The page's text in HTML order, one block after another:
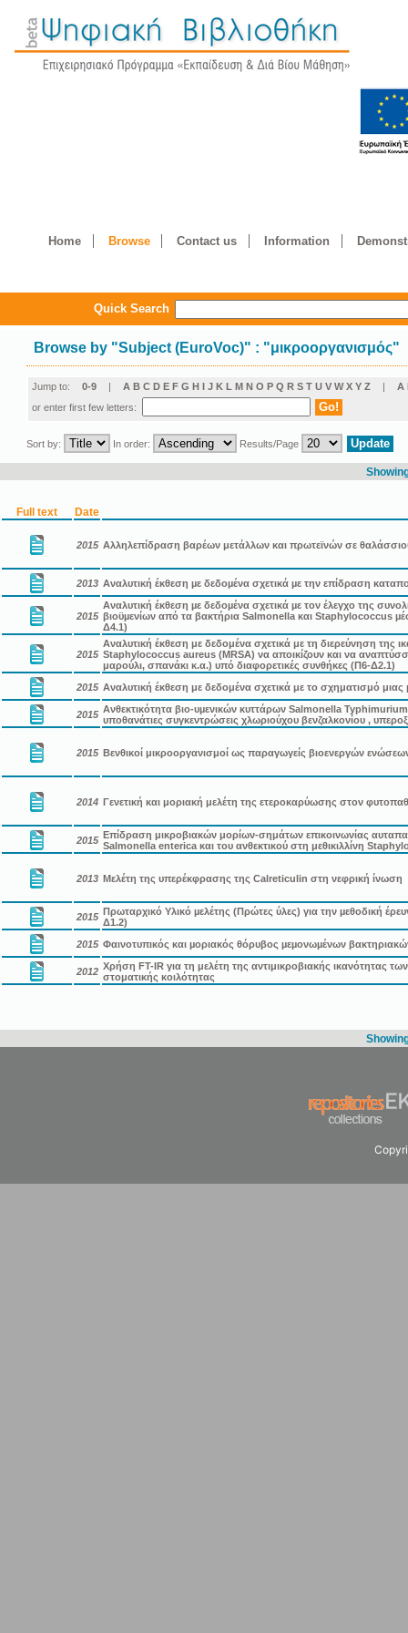
Home Browse Contact us Information
Quick Search
Browse by "Subject (EuroVoc)" : "μικροοργανισμός"
Jump to: 0-9 | A B C D E F G H I J K L M N O P Q R S T U V W X Y Z | Α
or enter first few letters:
Sort by: In order: Results/Page
Full text Date
2015 Αλληλεπίδραση βαρέων μετάλλων και πρωτεϊνών σε
2013 Αναλυτική έκθεση µε δεδοµένα σχετικά µε την επίδραση
2015
Αναλυτική έκθεση µε δεδοµένα σχετικά µε τον έλεγχο της
βιοϋµενίων από τα βακτήρια Salmonella και Staphylococcus
Δ4.1)
2015
Αναλυτική έκθεση με δεδομένα σχετικά με τη διερεύνηση
Staphylococcus aureus (MRSA) να αποικίζουν και να
μαρούλι, σπανάκι κ.α.) υπό διαφορετικές συνθήκες (Π6-Δ2.1)
2015 Αναλυτική έκθεση με δεδομένα σχετικά με το σχηματισμό
2015 Ανθεκτικότητα βιο-υµενικών κυττάρων Salmonella
υποθανάτιες συγκεντρώσεις χλωριούχου βενζαλκονίου ,
2015 Βενθικοί μικροοργανισμοί ως παραγωγείς βιοενεργών
2014 Γενετική και μοριακή μελέτη της ετεροκαρύωσης στον
2015 Επίδραση μικροβιακών μορίων-σημάτων επικοινωνίας
Salmonella enterica και του ανθεκτικού στη μεθικιλλίνη
2013 Μελέτη της υπερέκφρασης της Calreticulin στη νεφρική ίνωση
2015 Πρωταρχικό Υλικό µελέτης (Πρώτες ύλες) για την µεθοδική
Δ1.2)
2015 Φαινοτυπικός και µοριακός θόρυβος µεµονωµένων
2012 Χρήση FT-IR για τη μελέτη της αντιμικροβιακής ικανότητας
στοματικής κοιλότητας